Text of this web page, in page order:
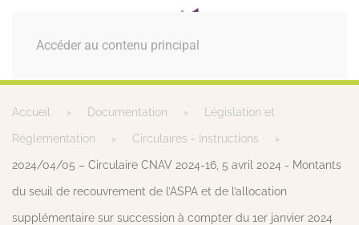
Accéder au contenu principal
MENU
Accueil Documentation Législation et
Réglementation Circulaires - Instructions
2024/04/05 – Circulaire CNAV 2024-16, 5 avril 2024 - Montants
du seuil de recouvrement de l’ASPA et de l’allocation
supplémentaire sur succession à compter du 1er janvier 2024